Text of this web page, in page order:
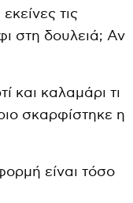
τις
στη δουλειά; Αν
και καλαμάρι τι
σκαρφίστηκε η
είναι τόσο